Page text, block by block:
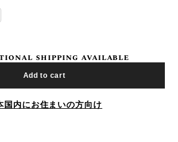
shipping available
Add to cart
国内にお住まいの方向け